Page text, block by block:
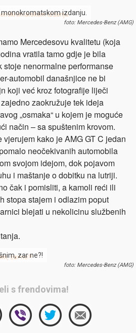
izdanju.
foto: Mercedes-Benz (AMG)
Mercedesovu kvalitetu (koja
vratila tamo gdje je bila
stoje nenormalne performanse
automobil današnjice ne bi
koji već kroz fotografije liječi
zaokružuje tek ideja
„osmaka“ u kojem je moguće
način – sa spuštenim krovom.
kako je AMG GT C jedan
neočekivanih automobila
svojom idejom, dok pojavom
i maštanje o dobitku na lutriji.
čak i pomisliti, a kamoli reći ili
stopa stajem i odlazim poput
blejati u nekolicinu službenih
zar ne?!
foto: Mercedes-Benz (AMG)
s frendovima!